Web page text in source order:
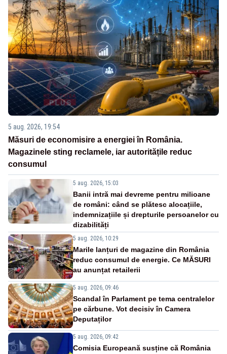
5 aug. 2026, 19:54
Măsuri de economisire a energiei în România.
Magazinele sting reclamele, iar autoritățile reduc
consumul
5 aug. 2026, 15:03
Banii intră mai devreme pentru milioane
de români: când se plătesc alocațiile,
indemnizațiile și drepturile persoanelor cu
dizabilități
5 aug. 2026, 10:29
Marile lanțuri de magazine din România
reduc consumul de energie. Ce MĂSURI
au anunțat retailerii
5 aug. 2026, 09:46
Scandal în Parlament pe tema centralelor
pe cărbune. Vot decisiv în Camera
Deputaților
5 aug. 2026, 09:42
Comisia Europeană susține că România